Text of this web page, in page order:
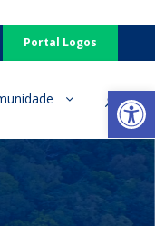
Portal Logos